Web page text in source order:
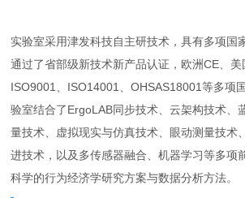
实验室采用津发科技自主研技术，具有多项国
通过了省部级新技术新产品认证，欧洲CE、美
ISO9001、ISO14001、OHSAS18001等多项
验室结合了ErgoLAB同步技术、云架构技术、
量技术、虚拟现实与仿真技术、眼动测量技术
进技术，以及多传感器融合、机器学习等多项
科学的行为经济学研究方案与数据分析方法。